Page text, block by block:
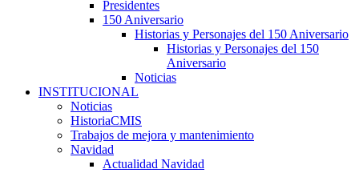
Presidentes
150 Aniversario
Historias y Personajes del 150 Aniversario
Historias y Personajes del 150
Aniversario
Noticias
INSTITUCIONAL
Noticias
HistoriaCMIS
Trabajos de mejora y mantenimiento
Navidad
Actualidad Navidad